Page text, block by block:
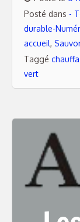
Posté dans -
durable-
accueil,
Taggé
vert